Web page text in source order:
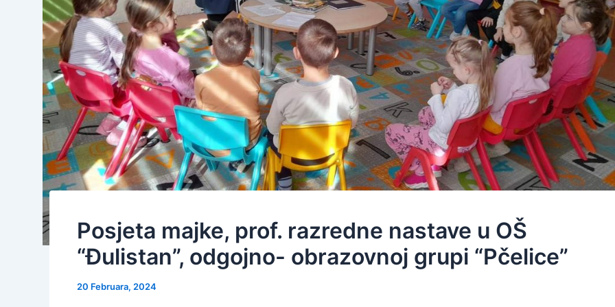
Posjeta majke, prof. razredne nastave u OŠ
“Đulistan”, odgojno- obrazovnoj grupi “Pčelice”
20 Februara, 2024